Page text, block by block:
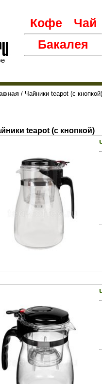
Кофе
Чай
Бакалея
/ Чайники teapot (с кнопкой)
teapot (с кнопкой)